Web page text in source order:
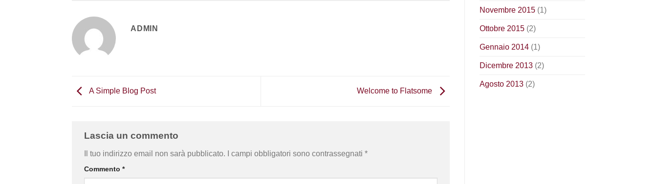
ADMIN
A Simple Blog Post Welcome to Flatsome
Lascia un commento
Il tuo indirizzo email non sarà pubblicato. I campi obbligatori sono contrassegnati *
Commento *
Novembre 2015(1)
Ottobre 2015(2)
Gennaio 2014(1)
Dicembre 2013(2)
Agosto 2013(2)